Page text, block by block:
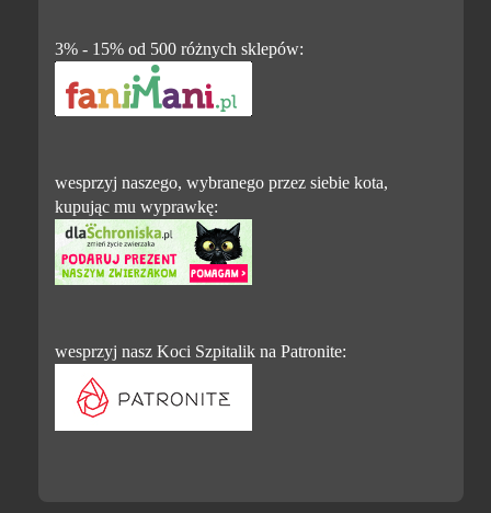
3% - 15% od 500 różnych sklepów:
wesprzyj naszego, wybranego przez siebie kota,
kupując mu wyprawkę:
wesprzyj nasz Koci Szpitalik na Patronite: